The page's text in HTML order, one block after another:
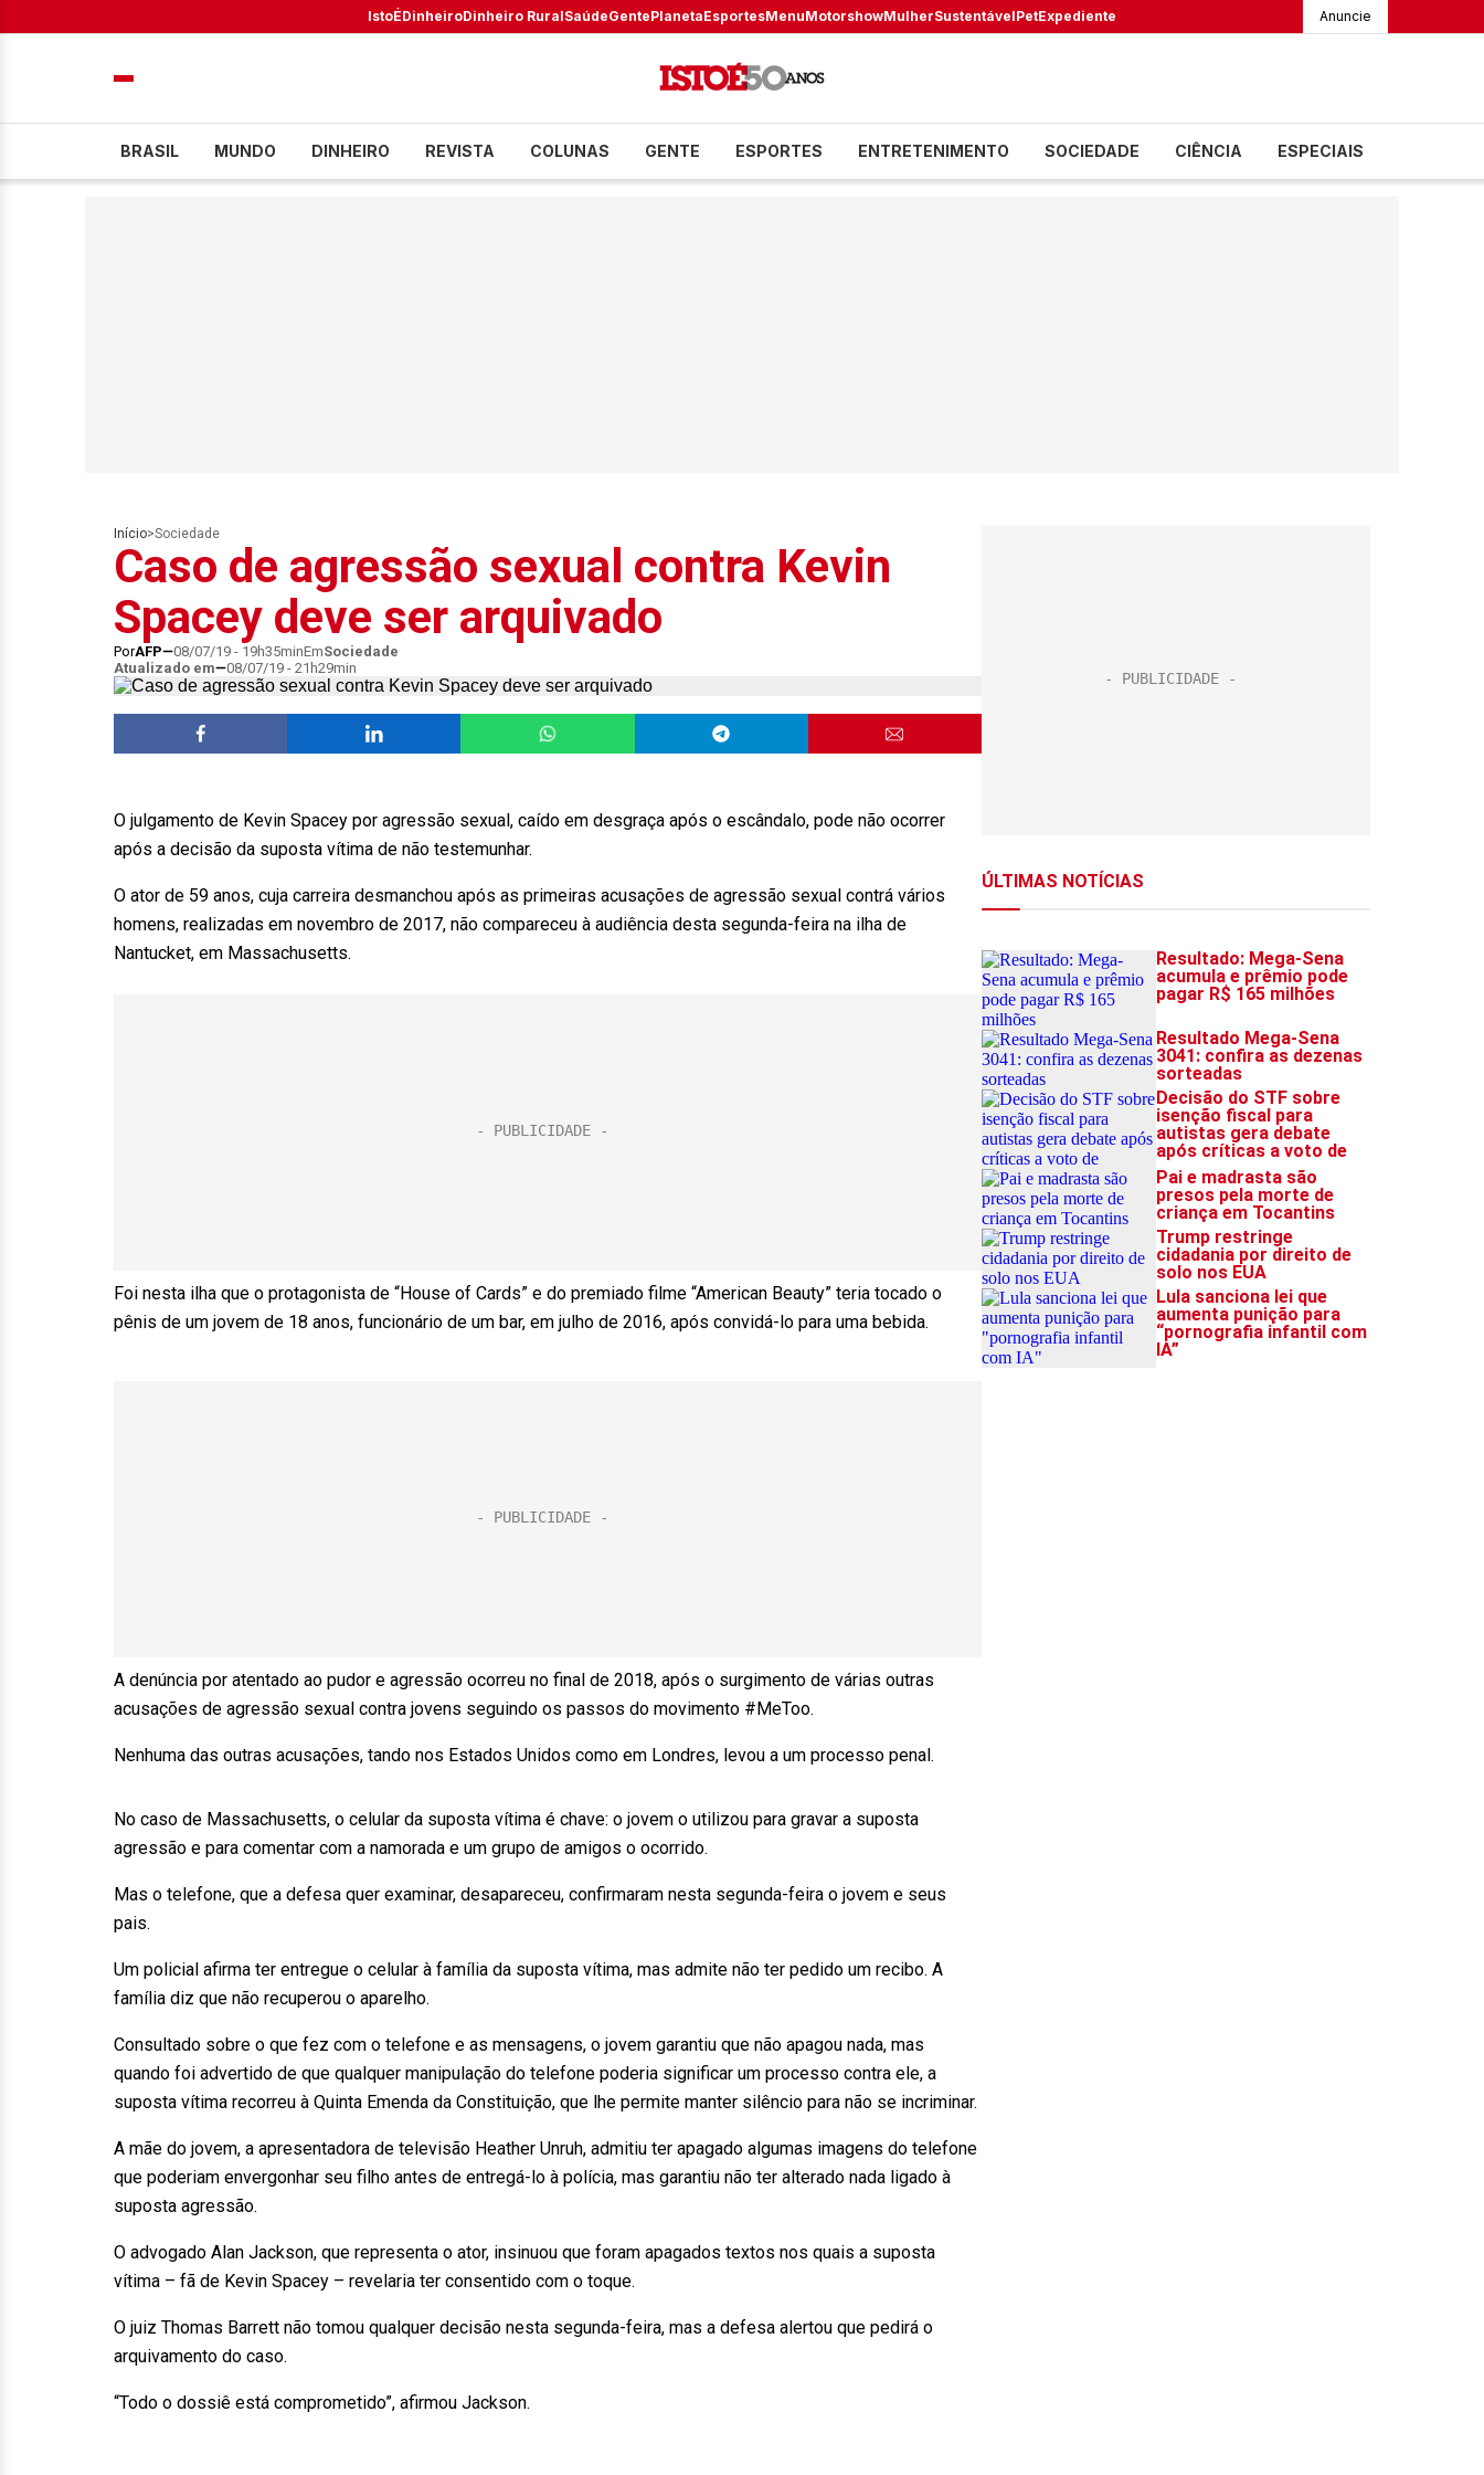
IstoÉDinheiroDinheiro RuralSaúdeGentePlanetaEsportesMenuMotorshowMulherSustentávelPetExpediente Anuncie
BRASIL MUNDO DINHEIRO REVISTA COLUNAS GENTE ESPORTES ENTRETENIMENTO SOCIEDADE CIÊNCIA ESPECIAIS
Início>Sociedade
Caso de agressão sexual contra Kevin
Spacey deve ser arquivado
PorAFP 08/07/19 - 19h35minEmSociedade
Atualizado em
08/07/19 - 21h29min
O julgamento de Kevin Spacey por agressão sexual, caído em desgraça após o escândalo, pode não ocorrer
após a decisão da suposta vítima de não testemunhar.
O ator de 59 anos, cuja carreira desmanchou após as primeiras acusações de agressão sexual contrá vários
homens, realizadas em novembro de 2017, não compareceu à audiência desta segunda-feira na ilha de
Nantucket, em Massachusetts.
Foi nesta ilha que o protagonista de “House of Cards” e do premiado filme “American Beauty” teria tocado o
pênis de um jovem de 18 anos, funcionário de um bar, em julho de 2016, após convidá-lo para uma bebida.
A denúncia por atentado ao pudor e agressão ocorreu no final de 2018, após o surgimento de várias outras
acusações de agressão sexual contra jovens seguindo os passos do movimento #MeToo.
Nenhuma das outras acusações, tando nos Estados Unidos como em Londres, levou a um processo penal.
No caso de Massachusetts, o celular da suposta vítima é chave: o jovem o utilizou para gravar a suposta
agressão e para comentar com a namorada e um grupo de amigos o ocorrido.
Mas o telefone, que a defesa quer examinar, desapareceu, confirmaram nesta segunda-feira o jovem e seus
pais.
Um policial afirma ter entregue o celular à família da suposta vítima, mas admite não ter pedido um recibo. A
família diz que não recuperou o aparelho.
Consultado sobre o que fez com o telefone e as mensagens, o jovem garantiu que não apagou nada, mas
quando foi advertido de que qualquer manipulação do telefone poderia significar um processo contra ele, a
suposta vítima recorreu à Quinta Emenda da Constituição, que lhe permite manter silêncio para não se incriminar.
A mãe do jovem, a apresentadora de televisão Heather Unruh, admitiu ter apagado algumas imagens do telefone
que poderiam envergonhar seu filho antes de entregá-lo à polícia, mas garantiu não ter alterado nada ligado à
suposta agressão.
O advogado Alan Jackson, que representa o ator, insinuou que foram apagados textos nos quais a suposta
vítima – fã de Kevin Spacey – revelaria ter consentido com o toque.
O juiz Thomas Barrett não tomou qualquer decisão nesta segunda-feira, mas a defesa alertou que pedirá o
arquivamento do caso.
“Todo o dossiê está comprometido”, afirmou Jackson.